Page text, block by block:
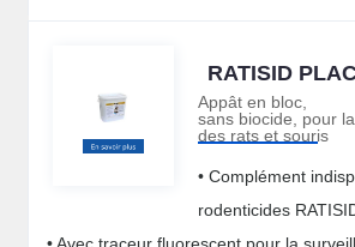
RATISID
Appât en bloc,
sans biocide, pour
des rats et souris
• Complément
rodenticides